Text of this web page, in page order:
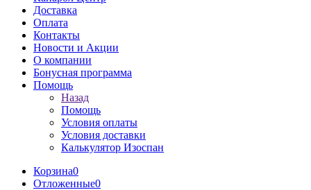
Доставка
Оплата
Контакты
Новости и Акции
О компании
Бонусная программа
Помощь
Назад
Помощь
Условия оплаты
Условия доставки
Калькулятор Изоспан
Корзина0
Отложенные0